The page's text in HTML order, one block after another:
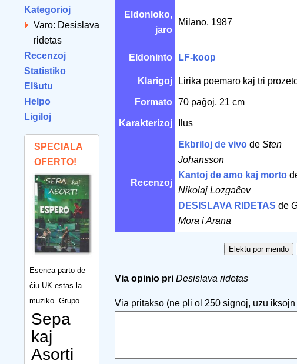
Kategorioj
Varo: Desislava
ridetas
Recenzoj
Statistiko
Elŝutu
Helpo
Ligiloj
SPECIALA
OFERTO!
Esenca parto de
ĉiu UK estas la
muziko. Grupo
Sepa
kaj
Asorti
Eldonloko,
jaro
Milano, 1987
Eldoninto LF-koop
Klarigoj Lirika poemaro kaj tri
Formato 70 paĝoj, 21 cm
Karakterizoj Ilus
Recenzoj
Ekbriloj de vivo de Sten
Johansson
Kantoj de amo kaj morto
Nikolaj Lozgaĉev
DESISLAVA RIDETAS de
Mora i Arana
Via opinio pri Desislava ridetas
Via pritakso (ne pli ol 250 signoj, uzu iksojn